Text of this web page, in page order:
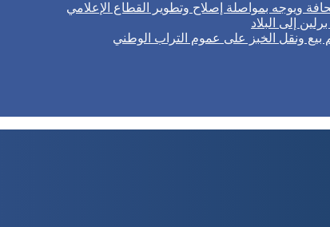
ويوجه بمواصلة إصلاح وتطوير القطاع الإعلامي
إلى البلاد
بيع ونقل الخبز على عموم التراب الوطني